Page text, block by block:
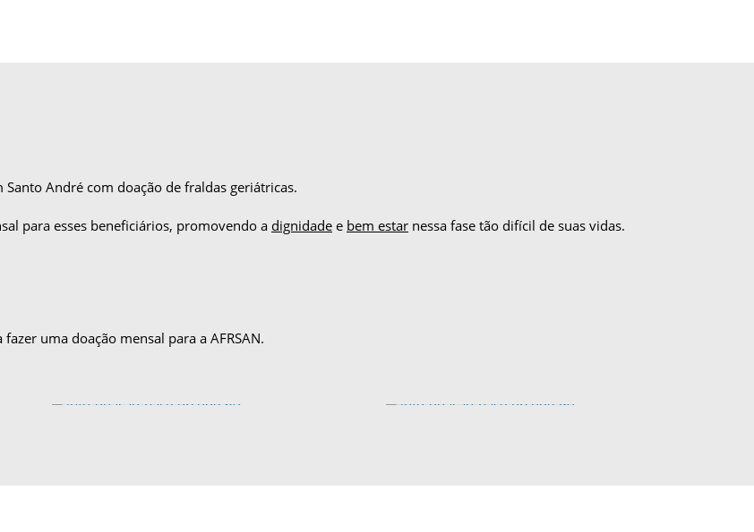
André com doação de fraldas geriátricas.
para esses beneficiários, promovendo a dignidade e bem estar nessa fase tão difícil de suas vidas.
uma doação mensal para a AFRSAN.